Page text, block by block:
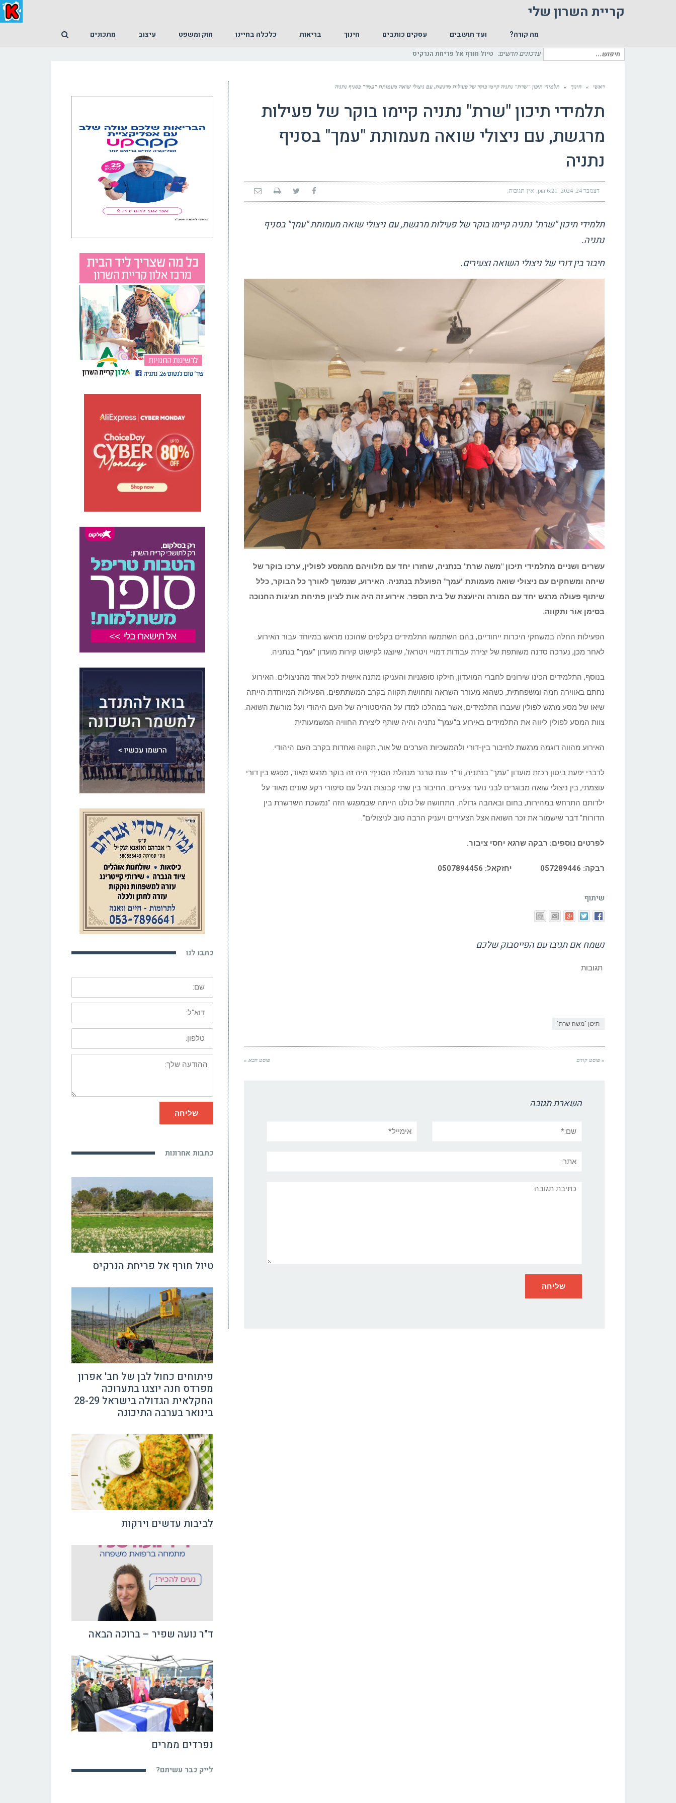
קריית השרון שלי
מה קורה? ועד תושבים עסקים כותבים חינוך בריאות כלכלה בחיינו חוק ומשפט עיצוב מתכונים
חיפוש
עדכונים חדשים: טיול חורף אל פריחת הנרקיס
ראשי » חינוך » תלמידי תיכון "שרת" נתניה קיימו בוקר של פעילות מרגשת, עם ניצולי שואה מעמותת "עמך" בסניף נתניה
תלמידי תיכון "שרת" נתניה קיימו בוקר של פעילות
מרגשת, עם ניצולי שואה מעמותת "עמך" בסניף
נתניה
דצמבר 24, 2024 6:21 pm אין תגובות
תלמידי תיכון "שרת" נתניה קיימו בוקר של פעילות מרגשת, עם ניצולי שואה מעמותת "עמך" בסניף
נתניה.
חיבור בין דורי של ניצולי השואה וצעירים.
עשרים ושניים מתלמידי תיכון "משה שרת" בנתניה, שחזרו יחד עם מלוויהם מהמסע לפולין, ערכו בוקר של
שיחה ומשחקים עם ניצולי שואה מעמותת "עמך" הפועלת בנתניה. האירוע, שנמשך לאורך כל הבוקר, כלל
שיתוף פעולה מרגש יחד עם המורה והיועצת של בית הספר. אירוע זה היה אות לציון פתיחת חגיגות החנוכה
בסימן אור ותקווה.
הפעילות החלה במשחקי היכרות ייחודיים, בהם השתמשו התלמידים בקלפים שהוכנו מראש במיוחד עבור האירוע.
לאחר מכן, נערכה סדנה משותפת של יצירת עבודות דמויי ויטראז', שיוצגו לקישוט קירות מועדון "עמך" בנתניה.
בנוסף, התלמידים הכינו שירונים לחברי המועדון, חילקו סופגניות והעניקו מתנה אישית לכל אחד מהניצולים. האירוע
נחתם באווירה חמה ומשפחתית, כשהוא מעורר השראה ותחושת תקווה בקרב המשתתפים. הפעילות המיוחדת הייתה
שיאו של מסע מרגש לפולין שעברו התלמידים, אשר במהלכו למדו על ההיסטוריה של העם היהודי ועל מורשת השואה.
צוות המסע לפולין ליווה את התלמידים באירוע ב"עמך" נתניה והיה שותף ליצירת החוויה המשמעותית.
האירוע מהווה דוגמה מרגשת לחיבור בין-דורי ולהמשכיות הערכים של אור, תקווה ואחדות בקרב העם היהודי.
לדברי יפעת ביטון רכזת מועדון "עמך" בנתניה, וד"ר ענת טרנר מנהלת הסניף: היה זה בוקר מרגש מאוד, מפגש בין דורי
עוצמתי, בין ניצולי שואה מבוגרים לבני נוער צעירים. החיבור בין שתי קבוצות הגיל עם סיפורי רקע שונים מאוד על
ילדותם התרחש במהירות, בחום ובאהבה גדולה. התחושה של כולנו הייתה שבמפגש הזה "נמשכת השרשרת בין
הדורות" דבר שישמור את זכר השואה אצל הצעירים ויעניק הרבה טוב לניצולים".
לפרטים נוספים: רבקה שרגא יחסי ציבור.
רבקה: 057289446 יחזקאל: 0507894456
שיתוף
נשמח אם תגיבו עם הפייסבוק שלכם
תגובות
תיכון "משה שרת"
« פוסט קודם פוסט הבא »
השארת תגובה
תגובה
כתבו לנו
שם:
דוא"ל:
טלפון:
ההודעה
שלך:
שליחה
כתבות אחרונות
טיול חורף אל פריחת הנרקיס
פיתוחים כחול לבן של חב' אפרון
מפרדס חנה יוצגו בתערוכה
החקלאית הגדולה בישראל 28-29
בינואר בערבה התיכונה
לביבות עדשים וירקות
ד"ר נועה שפיר – ברוכה הבאה
נפרדים ממרים
לייק כבר עשיתם?